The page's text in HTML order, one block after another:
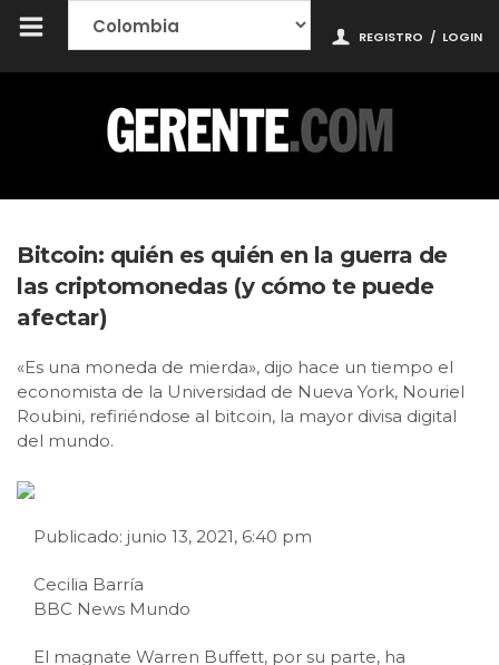
REGISTRO / LOGIN
Bitcoin: quién es quién en la guerra de
las criptomonedas (y cómo te puede
afectar)
«Es una moneda de mierda», dijo hace un tiempo el
economista de la Universidad de Nueva York, Nouriel
Roubini, refiriéndose al bitcoin, la mayor divisa digital
del mundo.
Publicado: junio 13, 2021, 6:40 pm
Cecilia Barría
BBC News Mundo
El magnate Warren Buffett, por su parte, ha